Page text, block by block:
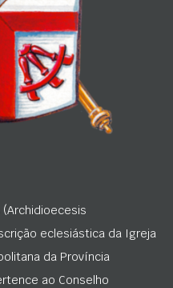
eclesiástica da Igreja
da Província
ao Conselho